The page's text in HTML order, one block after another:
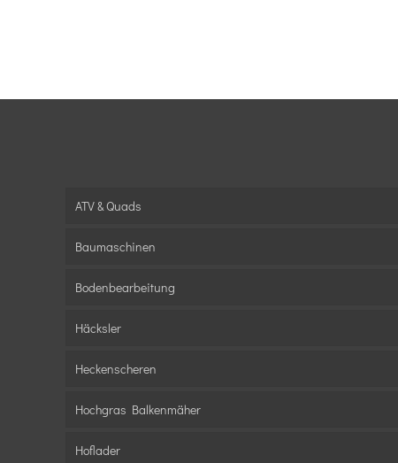
ATV & Quads
Baumaschinen
Bodenbearbeitung
Häcksler
Heckenscheren
Hochgras Balkenmäher
Hoflader